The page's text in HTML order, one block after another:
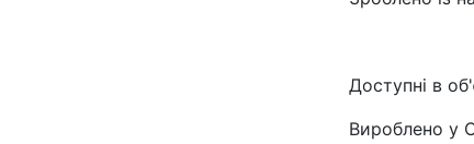
Доступні в
Вироблено у